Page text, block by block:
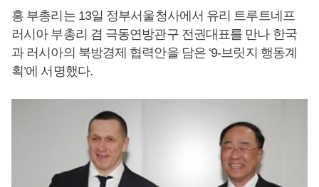
홍 부총리는 13일 정부서울청사에서 유리 트루트네프
러시아 부총리 겸 극동연방관구 전권대표를 만나 한국
과 러시아의 북방경제 협력안을 담은 ‘9-브릿지 행동계
획’에 서명했다.